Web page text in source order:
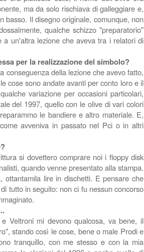
ma da solo rischiava di galleggiare e,
basso. Il disegno originale, comunque, non
qualche schizzo "preparatorio"
a un'altra lezione che aveva tra i relatori di
per la realizzazione del simbolo?
conseguenza della lezione che avevo fatto,
cose sono andate avanti per conto loro e il
variazione per occasioni particolari,
del 1997, quello con le olive di vari colori
le bandiere e altro materiale. E,
avveniva in passato nel Pci o in altri
si dovettero comprare noi i floppy disk
quando venne presentato alla stampa.
ottantamila lire in dischetti. E pensare che
tutto in seguito: non ci fu nessun concorso
Veltroni mi devono qualcosa, va bene, il
stando così le cose, bene o male Prodi e
tranquillo, con me stesso e con la mia